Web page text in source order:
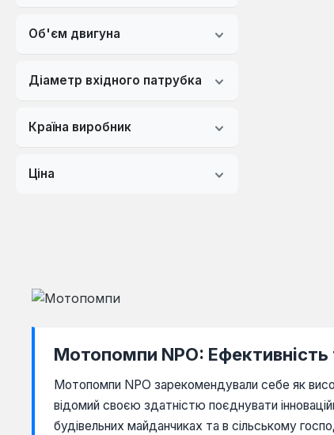
Об'єм двигуна
Діаметр вхідного патрубка
Країна виробник
Ціна
Мотопомпи NPO:
Мотопомпи NPO зарекомендували себе як
відомий своєю здатністю поєднувати
будівельних майданчиках та в сільському